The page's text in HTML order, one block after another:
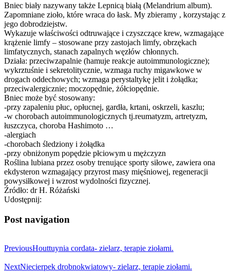
Bniec biały nazywany także Lepnicą białą (Melandrium album).
Zapomniane zioło, które wraca do łask. My zbieramy , korzystając z
jego dobrodziejstw.
Wykazuje właściwości odtruwające i czyszczące krew, wzmagające
krążenie limfy – stosowane przy zastojach limfy, obrzękach
limfatycznych, stanach zapalnych węzłów chłonnych.
Działa: przeciwzapalnie (hamuje reakcje autoimmunologiczne);
wykrztuśnie i sekretolitycznie, wzmaga ruchy migawkowe w
drogach oddechowych; wzmaga perystaltykę jelit i żołądka;
przeciwalergicznie; moczopędnie, żółciopędnie.
Bniec może być stosowany:
-przy zapaleniu płuc, opłucnej, gardła, krtani, oskrzeli, kaszlu;
-w chorobach autoimmunologicznych tj.reumatyzm, artretyzm,
łuszczyca, choroba Hashimoto …
-alergiach
-chorobach śledziony i żołądka
-przy obniżonym popędzie płciowym u mężczyzn
Roślina lubiana przez osoby trenujące sporty siłowe, zawiera ona
ekdysteron wzmagający przyrost masy mięśniowej, regeneracji
powysiłkowej i wzrost wydolności fizycznej.
Źródło: dr H. Różański
Udostępnij:
Post navigation
PreviousHouttuynia cordata- zielarz, terapie ziołami.
NextNiecierpek drobnokwiatowy- zielarz, terapie ziołami.